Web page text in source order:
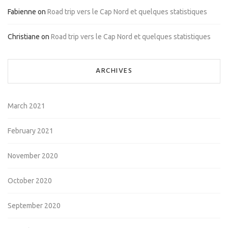
Fabienne on Road trip vers le Cap Nord et quelques statistiques
Christiane on Road trip vers le Cap Nord et quelques statistiques
ARCHIVES
March 2021
February 2021
November 2020
October 2020
September 2020